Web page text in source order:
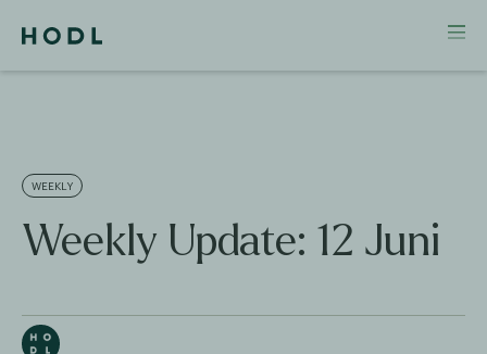
WEEKLY
Weekly Update: 12 Juni